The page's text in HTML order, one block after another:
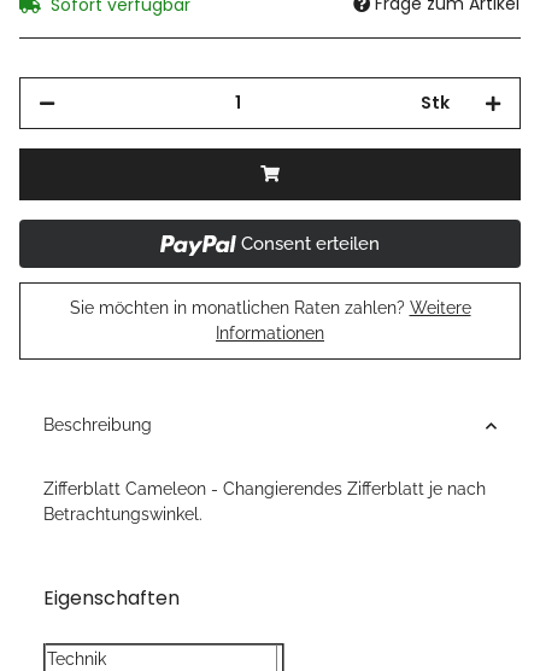
Sofort verfügbar
Stk
Consent erteilen
Sie möchten in monatlichen Raten zahlen? Weitere
Informationen
Beschreibung
Zifferblatt Cameleon - Changierendes Zifferblatt je nach
Betrachtungswinkel.
Eigenschaften
Technik